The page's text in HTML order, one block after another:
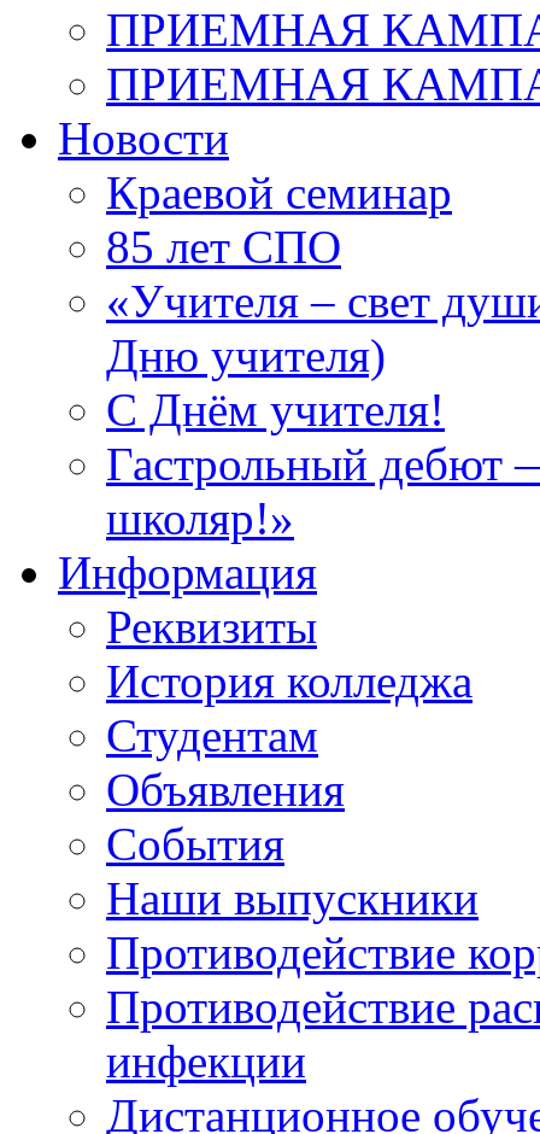
ПРИЕМНАЯ
ПРИЕМНАЯ
Новости
Краевой семинар
85 лет СПО
«Учителя – свет
Дню учителя)
С Днём учителя!
Гастрольный дебют
школяр!»
Информация
Реквизиты
История колледжа
Студентам
Объявления
События
Наши выпускники
Противодействие
Противодействие
инфекции
Дистанционное